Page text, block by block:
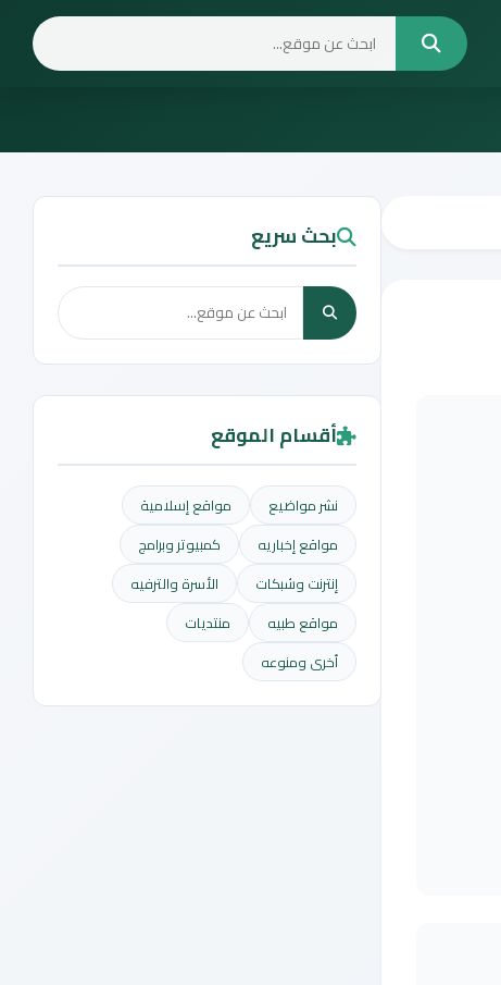
بحث سريع
أقسام الموقع
نشر مواضيع
مواقع إسلامية
مواقع إخباريه
كمبيوتر وبرامج
إنترنت وشبكات
الأسرة والترفيه
مواقع طبيه
منتديات
أخرى ومنوعه